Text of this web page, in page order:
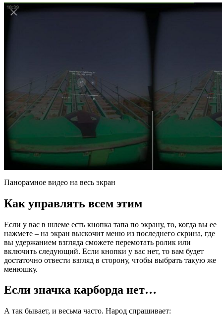
Панорамное видео на весь экран
Как управлять всем этим
Если у вас в шлеме есть кнопка тапа по экрану, то, когда вы ее
нажмете – на экран выскочит меню из последнего скрина, где
вы удержанием взгляда сможете перемотать ролик или
включить следующий. Если кнопки у вас нет, то вам будет
достаточно отвести взгляд в сторону, чтобы выбрать такую же
менюшку.
Если значка карборда нет…
А так бывает, и весьма часто. Народ спрашивает: